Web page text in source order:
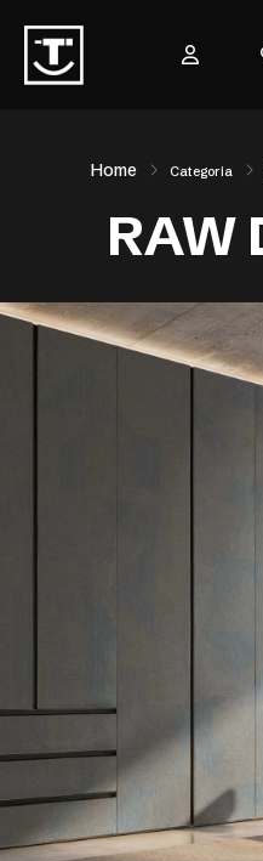
Home Categoria
RAW